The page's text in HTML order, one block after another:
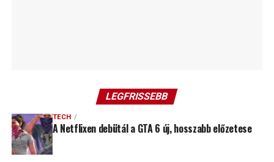
LEGFRISSEBB
TECH
A Netflixen debütál a GTA 6 új, hosszabb előzetese